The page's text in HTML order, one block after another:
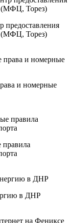
(МФЦ, Торез)
и номерные
в ДНР